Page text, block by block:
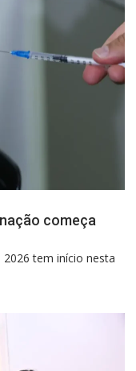
começa
tem início nesta